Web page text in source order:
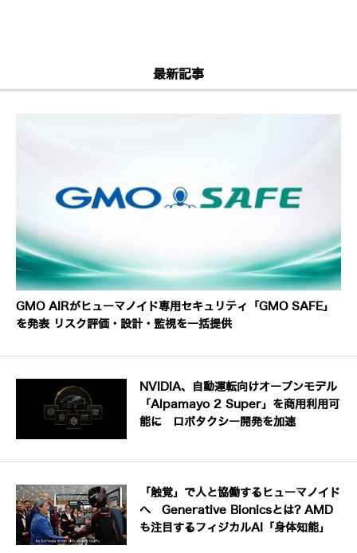
最新記事
GMO AIRがヒューマノイド専用セキュリティ「GMO SAFE」
を発表 リスク評価・設計・監視を一括提供
NVIDIA、自動運転向けオープンモデル
「Alpamayo 2 Super」を商用利用可
能に ロボタクシー開発を加速
「触覚」で人と協働するヒューマノイド
へ Generative Bionicsとは? AMD
も注目するフィジカルAI「身体知能」